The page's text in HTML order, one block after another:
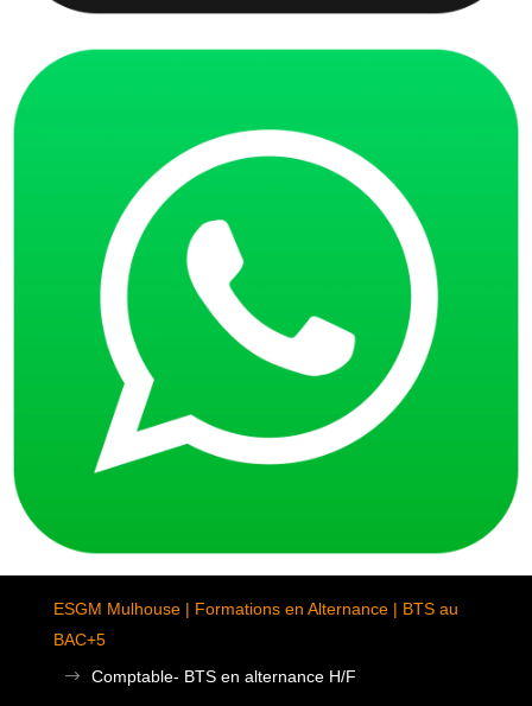
ESGM Mulhouse | Formations en Alternance | BTS au
BAC+5
$
Comptable- BTS en alternance H/F